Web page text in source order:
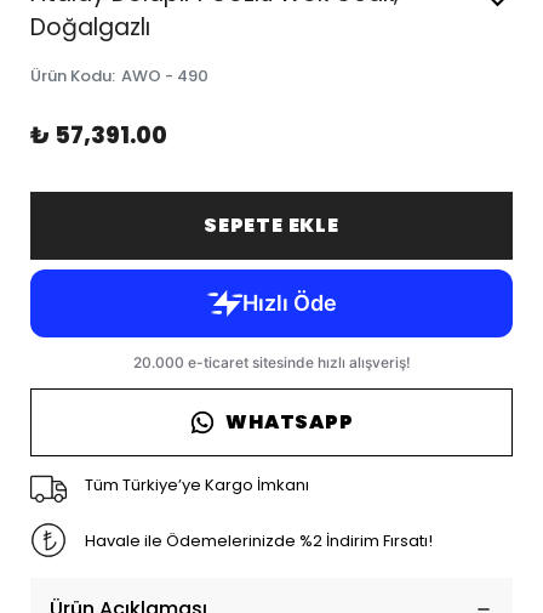
Doğalgazlı
Ürün Kodu: AWO - 490
₺ 57,391.00
SEPETE EKLE
WHATSAPP
Tüm Türkiye’ye Kargo İmkanı
Havale ile Ödemelerinizde %2 İndirim Fırsatı!